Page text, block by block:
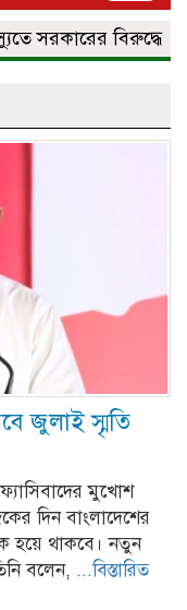
বিরুদ্ধে
জুলাই স্মৃতি
ফ্যাসিবাদের মুখোশ
দিন বাংলাদেশের
হয়ে থাকবে। নতুন
বলেন, ...বিস্তারিত